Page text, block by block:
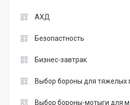
АХД
Безопастность
Бизнес-завтрак
Выбор бороны для тяжелых
Выбор бороны-мотыги для